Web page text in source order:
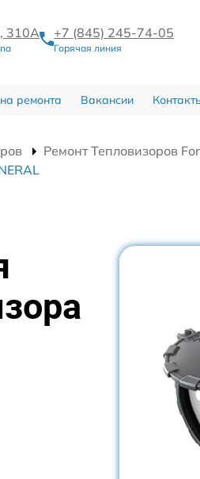
310А +7 (845) 245-74-05
Горячая линия
ремонта Вакансии
Ремонт Тепловизоров